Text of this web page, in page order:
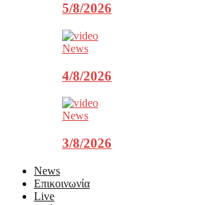
5/8/2026
News
4/8/2026
News
3/8/2026
News
Επικοινωνία
Live